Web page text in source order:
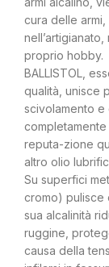
cura delle
proprio hobby.
BALLISTOL,
qualità, unisce
scivolamento e
reputa-zione
altro olio
Su superfici
cromo) pulisce
sua alcalinità
ruggine,
causa della